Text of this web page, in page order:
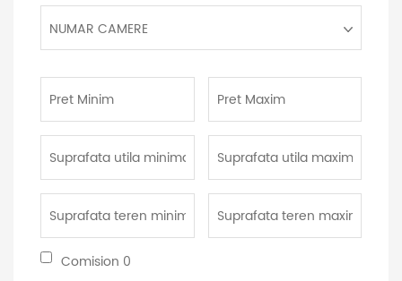
camere:
NUMAR CAMERE
Minim:
Maxim:
utila
minima:
utila
maxima:
teren
minima:
teren
maxima:
Comision
Comision 0